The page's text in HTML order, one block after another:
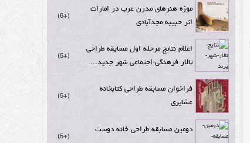
موزه هنرهای مدرن عرب در امارات
اثر حبیبه مجدآبادی
+6
اعلام نتایج مرحله اول مسابقه طراحی
تالار فرهنگی-اجتماعی شهر جدید...
+5
فراخوان مسابقه طراحی کتابخانه
عشایری
+5
دومین مسابقه طراحی خانه دوست
+5